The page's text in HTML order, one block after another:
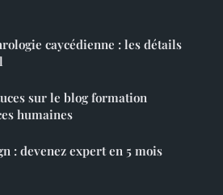
caycédienne : les détails
sur le blog formation
humaines
: devenez expert en 5 mois